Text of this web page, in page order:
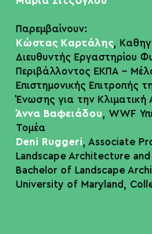
Παρεμβαίνουν:
Κώστας Καρτάλης,
Διευθυντής Εργαστηρίου
Περιβάλλοντος ΕΚΠΑ -
Επιστημονικής Επιτροπής
Ένωσης για την Κλιματική
Άννα Βαφειάδου, WWF
Τομέα
Deni Ruggeri, Associate
Landscape Architecture
Bachelor of Landscape
University of Maryland,